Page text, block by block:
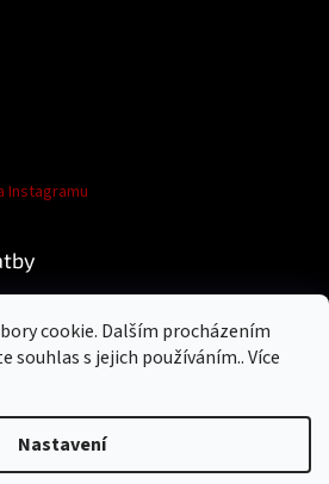
cookie. Dalším procházením
souhlas s jejich používáním.. Více
Nastavení
Instagramu
Vytvořil Shoptet